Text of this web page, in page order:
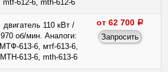
mtf-612-6, mth-612-6
двигатель 110 кВт /
970 об/мин. Аналоги:
МТФ-613-6, мтf-613-6,
МТН-613-6, mth-613-6
от 62 700 a